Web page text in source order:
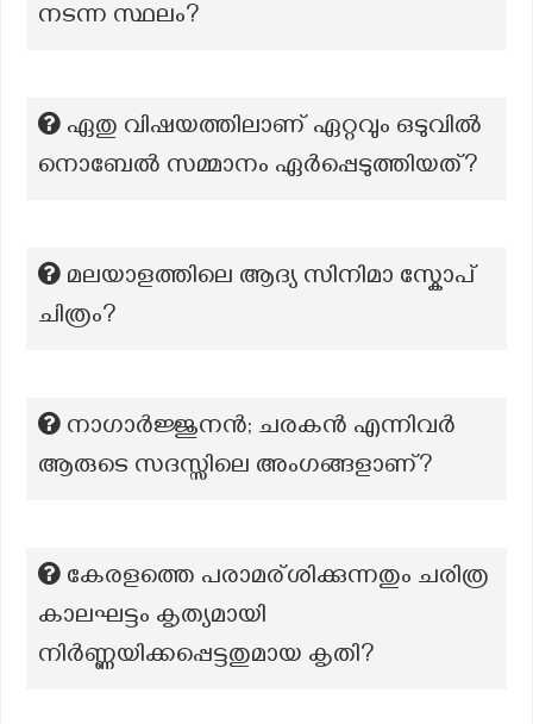
നടന്ന സ്ഥലം?
ഏതു വിഷയത്തിലാണ് ഏറ്റവും ഒടുവിൽ
നൊബേൽ സമ്മാനം ഏർപ്പെടുത്തിയത്?
മലയാളത്തിലെ ആദ്യ സിനിമാ സ്കോപ്
ചിത്രം?
നാഗാര്‍ജ്ജുനന്‍; ചരകന്‍ എന്നിവര്‍
ആരുടെ സദസ്സിലെ അംഗങ്ങളാണ്?
കേരളത്തെ പരാമര്ശിക്കുന്നതും ചരിത്ര
കാലഘട്ടം കൃത്യമായി
നിര്‍ണ്ണയിക്കപ്പെട്ടതുമായ കൃതി?